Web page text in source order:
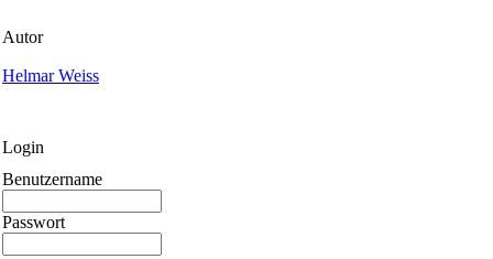
Autor
Helmar Weiss
Login
Benutzername
Passwort